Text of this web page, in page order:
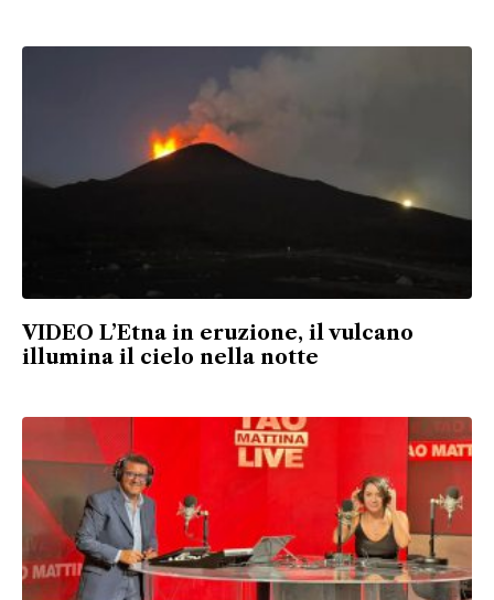
VIDEO L’Etna in eruzione, il vulcano
illumina il cielo nella notte